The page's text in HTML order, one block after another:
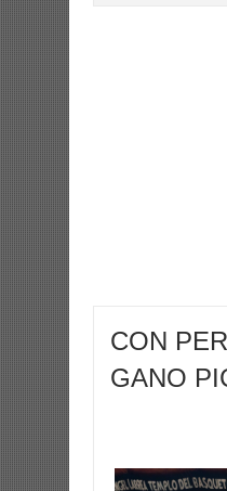
CON
GANO